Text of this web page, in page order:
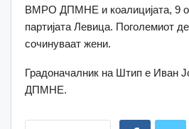
ВМРО ДПМНЕ и коалицијата, 9
партијата Левица. Поголемиот
сочинуваат жени.
Градоначалник на Штип е Иван
ДПМНЕ.